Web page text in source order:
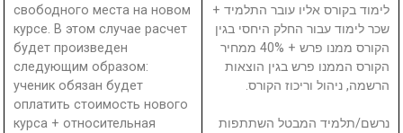
свободного места на новом
курсе. В этом случае расчет
будет произведен
следующим образом:
ученик обязан будет
оплатить стоимость нового
курса + относительная
לימוד בקורס אליו עובר התלמיד +
שכר לימוד עבור החלק היחסי בגין
הקורס ממנו פרש + 40% ממחיר
הקורס הממנו פרש בגין הוצאות
הרשמה, ניהול וריכוז הקורס.
נרשם/תלמיד המבטל השתתפות